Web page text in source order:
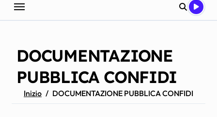
DOCUMENTAZIONE
PUBBLICA CONFIDI
Inizio DOCUMENTAZIONE PUBBLICA CONFIDI